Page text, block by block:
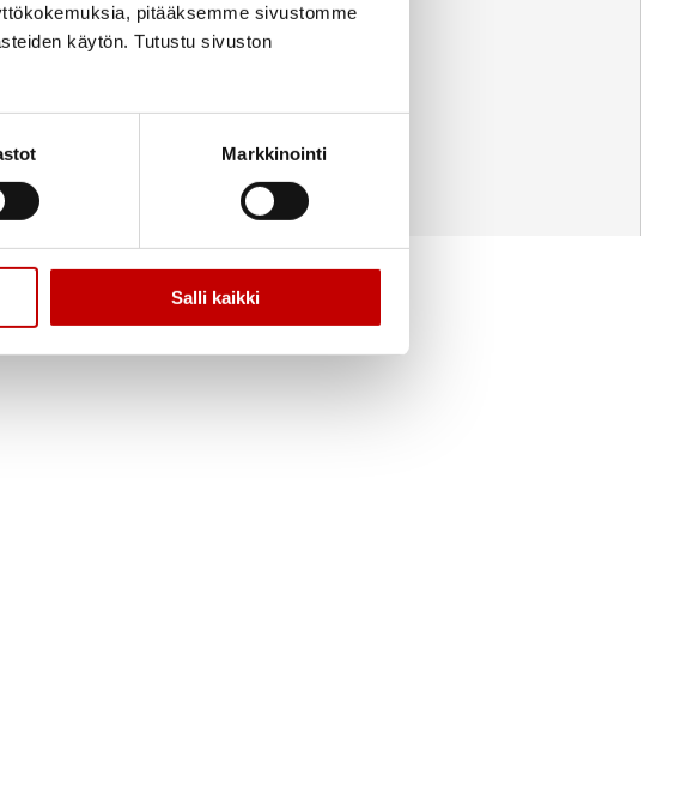
pitääksemme sivustomme
käytön. Tutustu sivuston
Markkinointi
Salli kaikki